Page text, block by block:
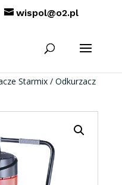
wispol@o2.pl
Starmix / Odkurzacz